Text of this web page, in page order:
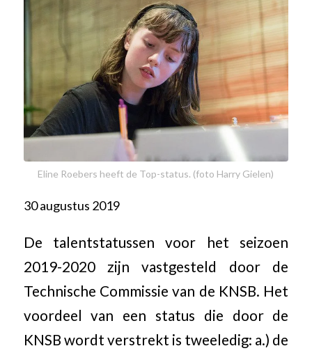
Eline Roebers heeft de Top-status. (foto Harry Gielen)
30 augustus 2019
De talentstatussen voor het seizoen
2019-2020 zijn vastgesteld door de
Technische Commissie van de KNSB. Het
voordeel van een status die door de
KNSB wordt verstrekt is tweeledig: a.) de